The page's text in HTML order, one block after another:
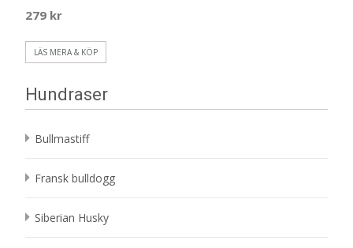
279 kr
LÄS MERA & KÖP
Hundraser
Bullmastiff
Fransk bulldogg
Siberian Husky